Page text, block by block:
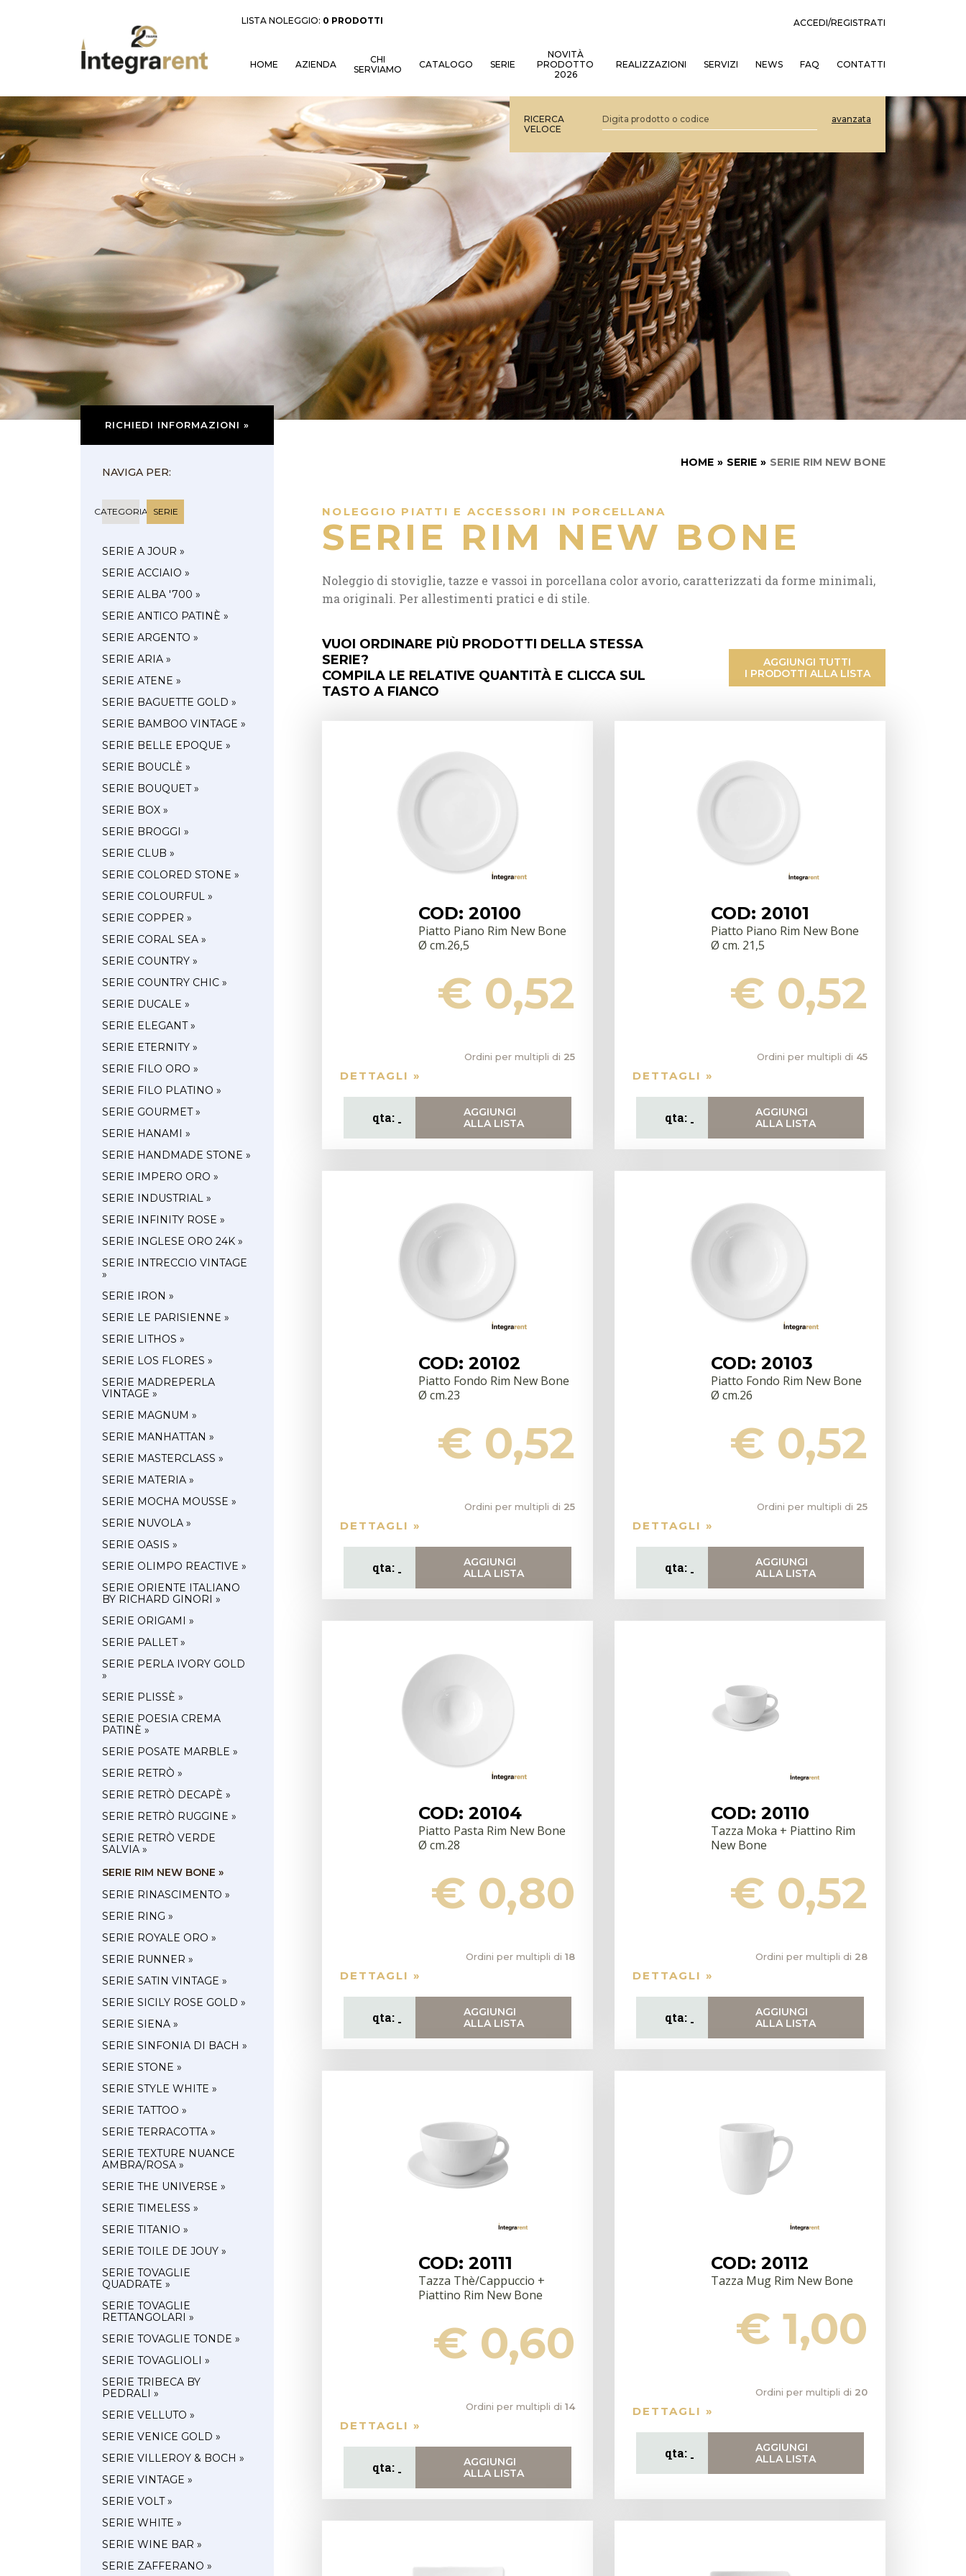
LISTA NOLEGGIO: 0 PRODOTTI ACCEDI/REGISTRATI
HOME AZIENDA
CHI
SERVIAMO
CATALOGO SERIE
NOVITÀ
PRODOTTO
2026
REALIZZAZIONI SERVIZI NEWS FAQ CONTATTI
RICERCA
VELOCE
avanzata
RICHIEDI INFORMAZIONI »
NAVIGA PER:
CATEGORIA SERIE
SERIE A JOUR »
SERIE ACCIAIO »
SERIE ALBA '700 »
SERIE ANTICO PATINÈ »
SERIE ARGENTO »
SERIE ARIA »
SERIE ATENE »
SERIE BAGUETTE GOLD »
SERIE BAMBOO VINTAGE »
SERIE BELLE EPOQUE »
SERIE BOUCLÈ »
SERIE BOUQUET »
SERIE BOX »
SERIE BROGGI »
SERIE CLUB »
SERIE COLORED STONE »
SERIE COLOURFUL »
SERIE COPPER »
SERIE CORAL SEA »
SERIE COUNTRY »
SERIE COUNTRY CHIC »
SERIE DUCALE »
SERIE ELEGANT »
SERIE ETERNITY »
SERIE FILO ORO »
SERIE FILO PLATINO »
SERIE GOURMET »
SERIE HANAMI »
SERIE HANDMADE STONE »
SERIE IMPERO ORO »
SERIE INDUSTRIAL »
SERIE INFINITY ROSE »
SERIE INGLESE ORO 24K »
SERIE INTRECCIO VINTAGE
»
SERIE IRON »
SERIE LE PARISIENNE »
SERIE LITHOS »
SERIE LOS FLORES »
SERIE MADREPERLA
VINTAGE »
SERIE MAGNUM »
SERIE MANHATTAN »
SERIE MASTERCLASS »
SERIE MATERIA »
SERIE MOCHA MOUSSE »
SERIE NUVOLA »
SERIE OASIS »
SERIE OLIMPO REACTIVE »
SERIE ORIENTE ITALIANO
BY RICHARD GINORI »
SERIE ORIGAMI »
SERIE PALLET »
SERIE PERLA IVORY GOLD
»
SERIE PLISSÈ »
SERIE POESIA CREMA
PATINÈ »
SERIE POSATE MARBLE »
SERIE RETRÒ »
SERIE RETRÒ DECAPÈ »
SERIE RETRÒ RUGGINE »
SERIE RETRÒ VERDE
SALVIA »
SERIE RIM NEW BONE »
SERIE RINASCIMENTO »
SERIE RING »
SERIE ROYALE ORO »
SERIE RUNNER »
SERIE SATIN VINTAGE »
SERIE SICILY ROSE GOLD »
SERIE SIENA »
SERIE SINFONIA DI BACH »
SERIE STONE »
SERIE STYLE WHITE »
SERIE TATTOO »
SERIE TERRACOTTA »
SERIE TEXTURE NUANCE
AMBRA/ROSA »
SERIE THE UNIVERSE »
SERIE TIMELESS »
SERIE TITANIO »
SERIE TOILE DE JOUY »
SERIE TOVAGLIE
QUADRATE »
SERIE TOVAGLIE
RETTANGOLARI »
SERIE TOVAGLIE TONDE »
SERIE TOVAGLIOLI »
SERIE TRIBECA BY
PEDRALI »
SERIE VELLUTO »
SERIE VENICE GOLD »
SERIE VILLEROY & BOCH »
SERIE VINTAGE »
SERIE VOLT »
SERIE WHITE »
SERIE WINE BAR »
SERIE ZAFFERANO »
HOME » SERIE » SERIE RIM NEW BONE
NOLEGGIO PIATTI E ACCESSORI IN PORCELLANA
SERIE RIM NEW BONE
Noleggio di stoviglie, tazze e vassoi in porcellana color avorio, caratterizzati da forme minimali,
ma originali. Per allestimenti pratici e di stile.
VUOI ORDINARE PIÙ PRODOTTI DELLA STESSA
SERIE?
COMPILA LE RELATIVE QUANTITÀ E CLICCA SUL
TASTO A FIANCO
AGGIUNGI TUTTI
I PRODOTTI ALLA LISTA
COD: 20100
Piatto Piano Rim New Bone
Ø cm.26,5
€ 0,52
Ordini per multipli di 25
DETTAGLI »
AGGIUNGI
ALLA LISTA
COD: 20101
Piatto Piano Rim New Bone
Ø cm. 21,5
€ 0,52
Ordini per multipli di 45
DETTAGLI »
AGGIUNGI
ALLA LISTA
COD: 20102
Piatto Fondo Rim New Bone
Ø cm.23
€ 0,52
Ordini per multipli di 25
DETTAGLI »
AGGIUNGI
ALLA LISTA
COD: 20103
Piatto Fondo Rim New Bone
Ø cm.26
€ 0,52
Ordini per multipli di 25
DETTAGLI »
AGGIUNGI
ALLA LISTA
COD: 20104
Piatto Pasta Rim New Bone
Ø cm.28
€ 0,80
Ordini per multipli di 18
DETTAGLI »
AGGIUNGI
ALLA LISTA
COD: 20110
Tazza Moka + Piattino Rim
New Bone
€ 0,52
Ordini per multipli di 28
DETTAGLI »
AGGIUNGI
ALLA LISTA
COD: 20111
Tazza Thè/Cappuccio +
Piattino Rim New Bone
€ 0,60
Ordini per multipli di 14
DETTAGLI »
AGGIUNGI
ALLA LISTA
COD: 20112
Tazza Mug Rim New Bone
€ 1,00
Ordini per multipli di 20
DETTAGLI »
AGGIUNGI
ALLA LISTA